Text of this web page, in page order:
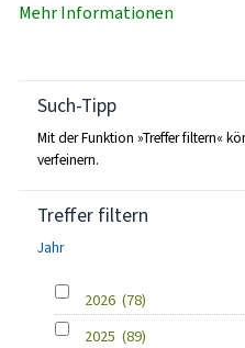
Mehr Informationen
Such-Tipp
Mit der Funktion »Treffer filtern«
verfeinern.
Treffer filtern
Jahr
2026 (78)
2025 (89)